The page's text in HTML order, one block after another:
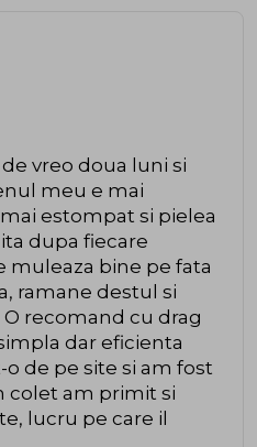
vreo doua luni si
meu e mai
estompat si pielea
dupa fiecare
muleaza bine pe fata
ramane destul si
recomand cu drag
dar eficienta
de pe site si am fost
colet am primit si
lucru pe care il